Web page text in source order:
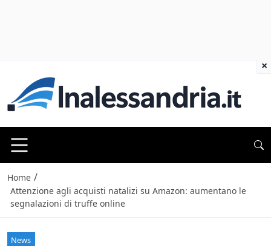
Home /
Attenzione agli acquisti natalizi su Amazon: aumentano le
segnalazioni di truffe online
News
×